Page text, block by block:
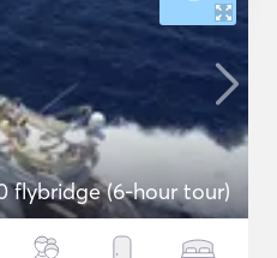
flybridge (6-hour tour)